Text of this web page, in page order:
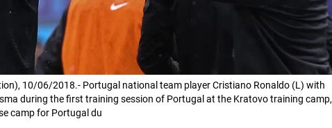
10/06/2018.- Portugal national team player Cristiano Ronaldo (L) with
during the first training session of Portugal at the Kratovo training camp,
camp for Portugal du